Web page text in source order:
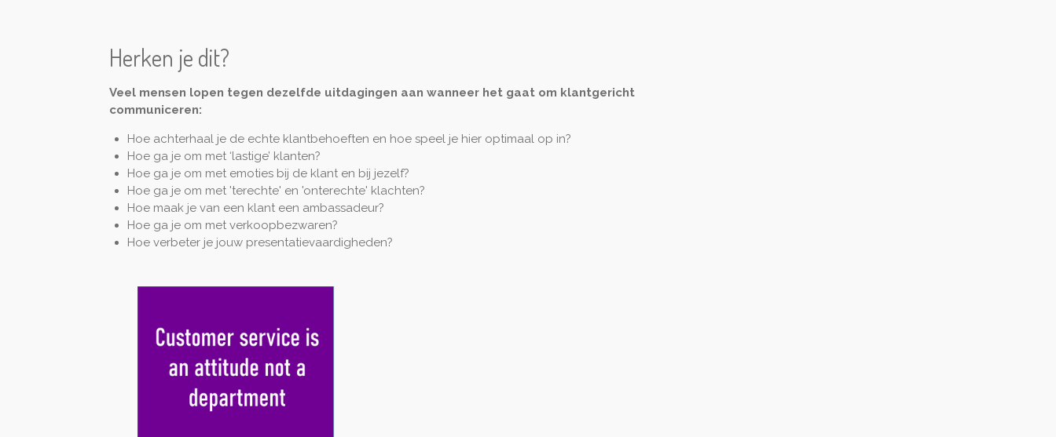
Herken je dit?
Veel mensen lopen tegen dezelfde uitdagingen aan wanneer het gaat om klantgericht
communiceren:
Hoe achterhaal je de echte klantbehoeften en hoe speel je hier optimaal op in?
Hoe ga je om met ‘lastige’ klanten?
Hoe ga je om met emoties bij de klant en bij jezelf?
Hoe ga je om met 'terechte' en 'onterechte' klachten?
Hoe maak je van een klant een ambassadeur?
Hoe ga je om met verkoopbezwaren?
Hoe verbeter je jouw presentatievaardigheden?